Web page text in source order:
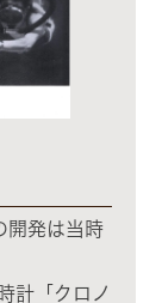
開発は当時
計「クロノ